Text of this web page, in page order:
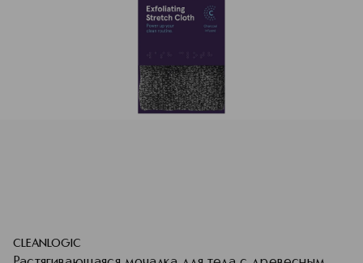
CLEANLOGIC